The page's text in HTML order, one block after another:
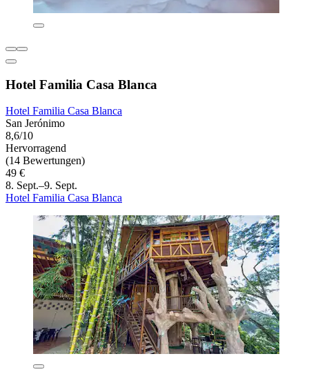
Hotel Familia Casa Blanca
Hotel Familia Casa Blanca
San Jerónimo
8,6/10
Hervorragend
(14 Bewertungen)
49 €
8. Sept.–9. Sept.
Hotel Familia Casa Blanca